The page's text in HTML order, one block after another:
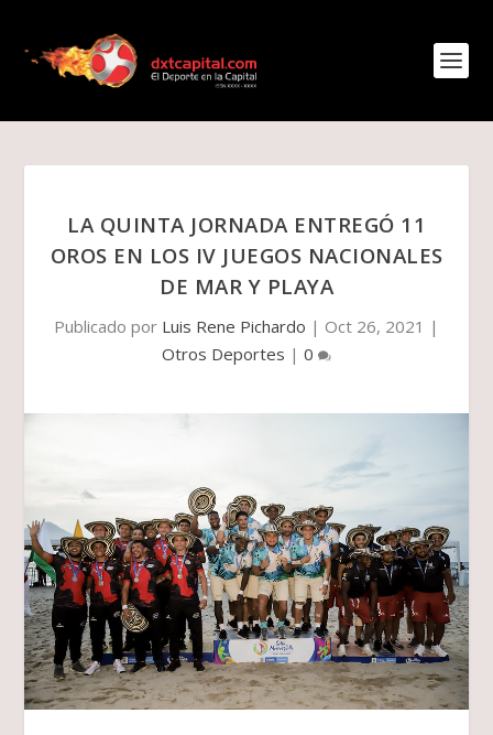
LA QUINTA JORNADA ENTREGÓ 11
OROS EN LOS IV JUEGOS NACIONALES
DE MAR Y PLAYA
Publicado por Luis Rene Pichardo | Oct 26, 2021 |
Otros Deportes | 0